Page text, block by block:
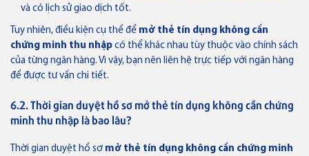
và có lịch sử giao dịch tốt.
Tuy nhiên, điều kiện cụ thể để mở thẻ tín dụng không cần
chứng minh thu nhập có thể khác nhau tùy thuộc vào chính sách
của từng ngân hàng. Vì vậy, bạn nên liên hệ trực tiếp với ngân hàng
để được tư vấn chi tiết.
6.2. Thời gian duyệt hồ sơ mở thẻ tín dụng không cần chứng
minh thu nhập là bao lâu?
Thời gian duyệt hồ sơ mở thẻ tín dụng không cần chứng minh